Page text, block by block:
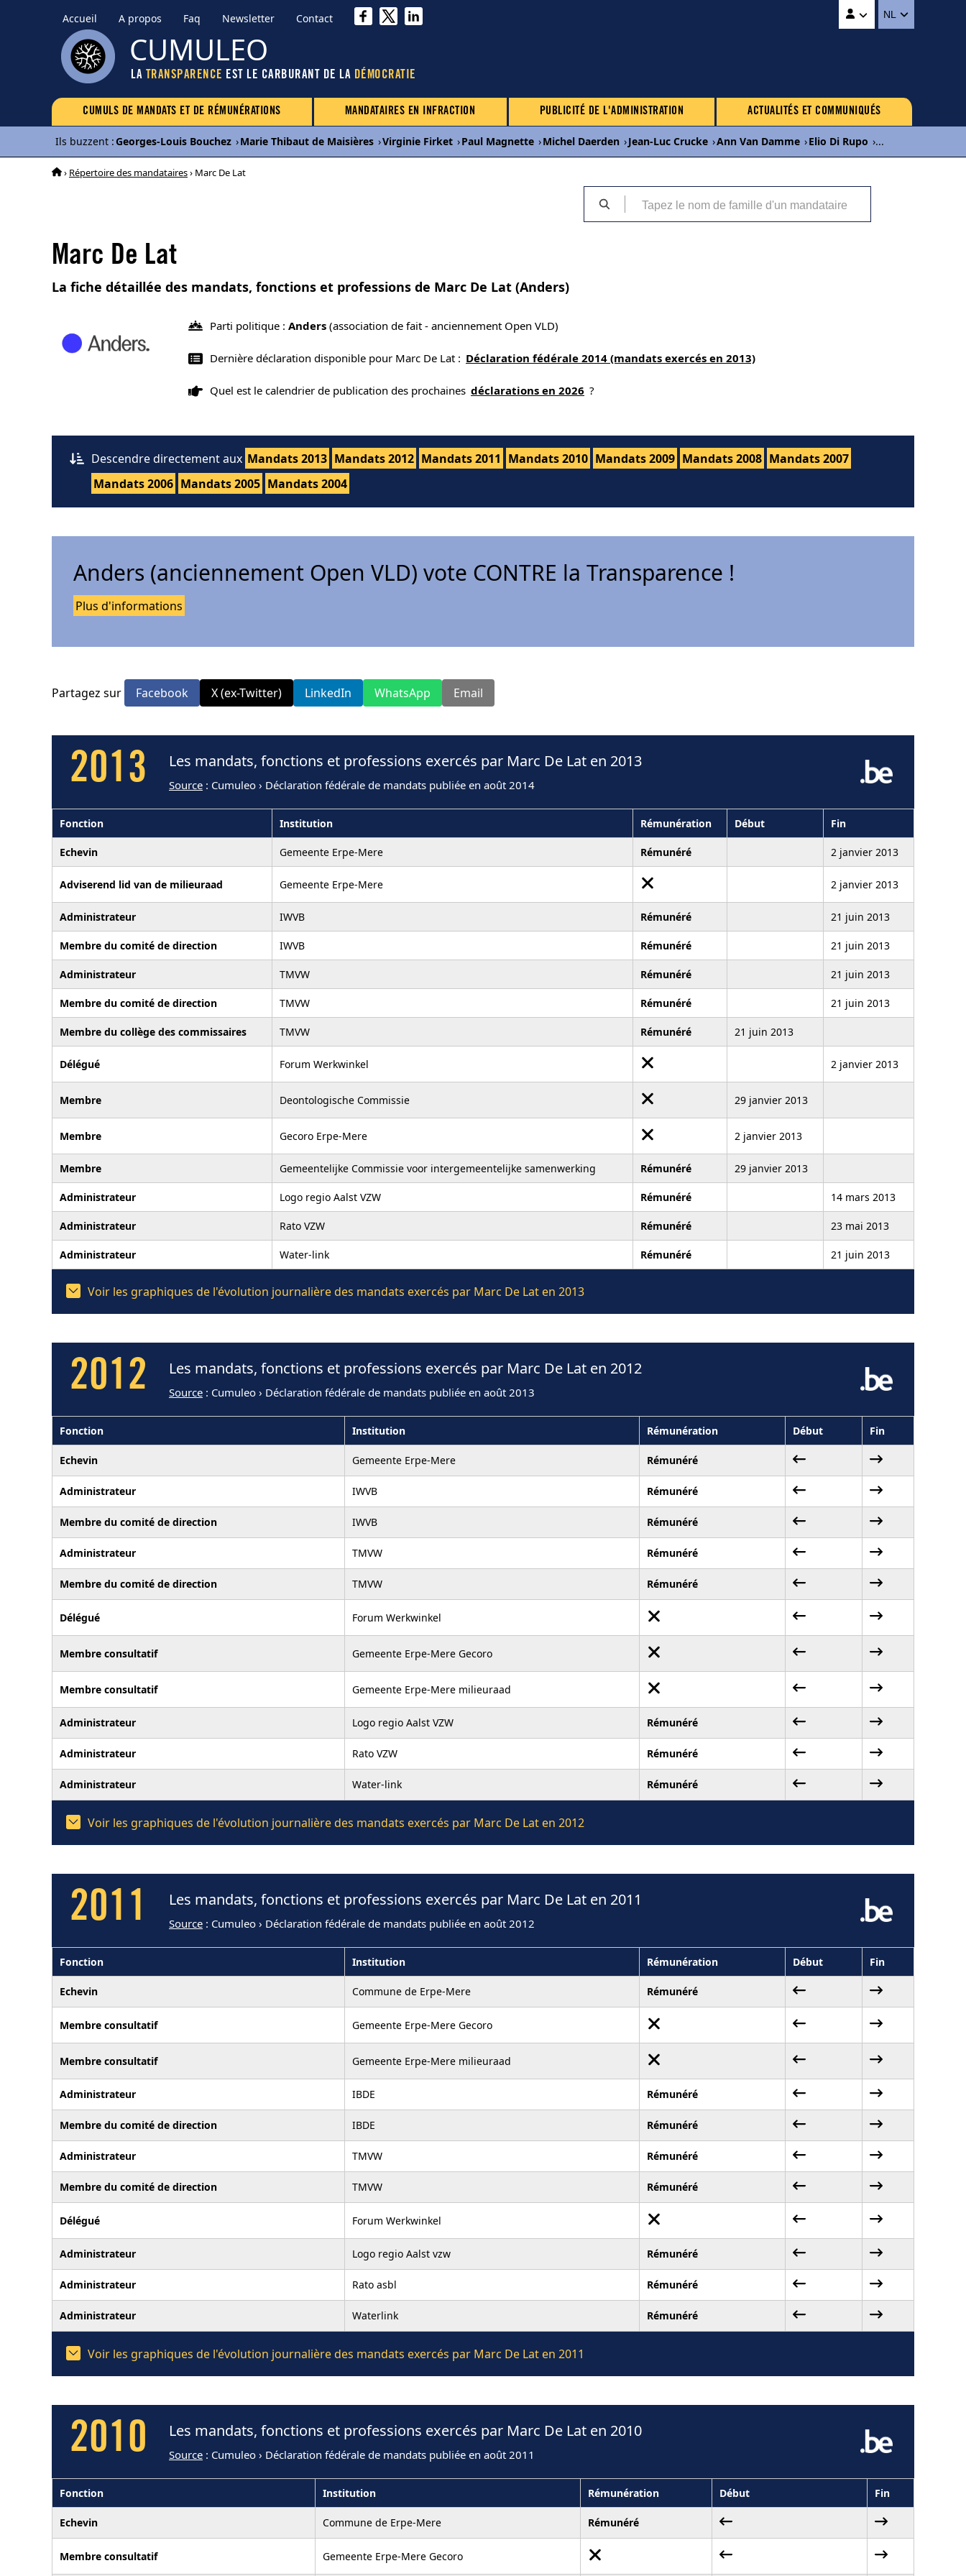
Accueil A propos Faq Newsletter Contact NL
CUMULEO
LA TRANSPARENCE EST LE CARBURANT DE LA DÉMOCRATIE
CUMULS DE MANDATS ET DE RÉMUNÉRATIONS MANDATAIRES EN INFRACTION PUBLICITÉ DE L'ADMINISTRATION ACTUALITÉS ET COMMUNIQUÉS
Ils buzzent :Georges-Louis Bouchez ›Marie Thibaut de Maisières ›Virginie Firket ›Paul Magnette ›Michel Daerden ›Jean-Luc Crucke ›Ann Van Damme ›Elio Di Rupo ›...
› Répertoire des mandataires› Marc De Lat
Marc De Lat
La fiche détaillée des mandats, fonctions et professions de Marc De Lat (Anders)
Parti politique : Anders (association de fait - anciennement Open VLD)
Dernière déclaration disponible pour Marc De Lat : Déclaration fédérale 2014 (mandats exercés en 2013)
Quel est le calendrier de publication des prochaines déclarations en 2026 ?
Descendre directement aux Mandats 2013 Mandats 2012 Mandats 2011 Mandats 2010 Mandats 2009 Mandats 2008 Mandats 2007
Mandats 2006 Mandats 2005 Mandats 2004
Anders (anciennement Open VLD) vote CONTRE la Transparence !
Plus d'informations
Partagez sur Facebook X (ex-Twitter) LinkedIn WhatsApp Email
2013 Les mandats, fonctions et professions exercés par Marc De Lat en 2013
Source : Cumuleo › Déclaration fédérale de mandats publiée en août 2014
Fonction Institution Rémunération Début Fin
Echevin Gemeente Erpe-Mere Rémunéré 2 janvier 2013
Adviserend lid van de milieuraad Gemeente Erpe-Mere 2 janvier 2013
Administrateur IWVB Rémunéré 21 juin 2013
Membre du comité de direction IWVB Rémunéré 21 juin 2013
Administrateur TMVW Rémunéré 21 juin 2013
Membre du comité de direction TMVW Rémunéré 21 juin 2013
Membre du collège des commissaires TMVW Rémunéré 21 juin 2013
Délégué Forum Werkwinkel 2 janvier 2013
Membre Deontologische Commissie 29 janvier 2013
Membre Gecoro Erpe-Mere 2 janvier 2013
Membre Gemeentelijke Commissie voor intergemeentelijke samenwerking Rémunéré 29 janvier 2013
Administrateur Logo regio Aalst VZW Rémunéré 14 mars 2013
Administrateur Rato VZW Rémunéré 23 mai 2013
Administrateur Water-link Rémunéré 21 juin 2013
Voir les graphiques de l'évolution journalière des mandats exercés par Marc De Lat en 2013
2012 Les mandats, fonctions et professions exercés par Marc De Lat en 2012
Source : Cumuleo › Déclaration fédérale de mandats publiée en août 2013
Fonction Institution Rémunération Début Fin
Echevin Gemeente Erpe-Mere Rémunéré
Administrateur IWVB Rémunéré
Membre du comité de direction IWVB Rémunéré
Administrateur TMVW Rémunéré
Membre du comité de direction TMVW Rémunéré
Délégué Forum Werkwinkel
Membre consultatif Gemeente Erpe-Mere Gecoro
Membre consultatif Gemeente Erpe-Mere milieuraad
Administrateur Logo regio Aalst VZW Rémunéré
Administrateur Rato VZW Rémunéré
Administrateur Water-link Rémunéré
Voir les graphiques de l'évolution journalière des mandats exercés par Marc De Lat en 2012
2011 Les mandats, fonctions et professions exercés par Marc De Lat en 2011
Source : Cumuleo › Déclaration fédérale de mandats publiée en août 2012
Fonction Institution Rémunération Début Fin
Echevin Commune de Erpe-Mere Rémunéré
Membre consultatif Gemeente Erpe-Mere Gecoro
Membre consultatif Gemeente Erpe-Mere milieuraad
Administrateur IBDE Rémunéré
Membre du comité de direction IBDE Rémunéré
Administrateur TMVW Rémunéré
Membre du comité de direction TMVW Rémunéré
Délégué Forum Werkwinkel
Administrateur Logo regio Aalst vzw Rémunéré
Administrateur Rato asbl Rémunéré
Administrateur Waterlink Rémunéré
Voir les graphiques de l'évolution journalière des mandats exercés par Marc De Lat en 2011
2010 Les mandats, fonctions et professions exercés par Marc De Lat en 2010
Source : Cumuleo › Déclaration fédérale de mandats publiée en août 2011
Fonction Institution Rémunération Début Fin
Echevin Commune de Erpe-Mere Rémunéré
Membre consultatif Gemeente Erpe-Mere Gecoro